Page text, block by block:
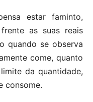
estar faminto,
as suas reais
quando se observa
come, quanto
da quantidade,
consome.